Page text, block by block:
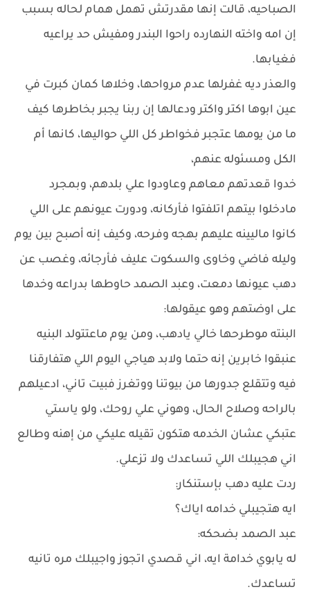
الصباحيه، قالت إنها مقدرتش تهمل همام لحاله بسبب
إن امه واخته النهارده راحوا البندر ومفيش حد يراعيه
فغيابها.
والعذر ديه غفرلها عدم مرواحها، وخلاها كمان كبرت في
عين ابوها اكتر واكتر ودعالها إن ربنا يجبر بخاطرها كيف
ما من يومها عتجبر فخواطر كل اللي حواليها، كانها أم
الكل ومسئوله عنهم،
خدوا قعدتهم معاهم وعاودوا علي بلدهم، وبمجرد
مادخلوا بيتهم اتلفتوا فأركانه، ودورت عيونهم على اللي
كانوا ماليينه عليهم بهجه وفرحه، وكيف إنه أصبح بين يوم
وليله فاضي وخاوى والسكوت عليف فأرجائه، وغصب عن
دهب عيونها دمعت، وعبد الصمد حاوطها بدراعه وخدها
على اوضتهم وهو عيقولها:
البنته موطرحها خالي يادهب، ومن يوم ماعتتولد البنيه
عنبقوا خابرين إنه حتما ولابد هياجي اليوم اللي هتفارقنا
فيه وتتقلع جدورها من بيوتنا ووتغرز فبيت تاني، ادعيلهم
بالراحه وصلاح الحال، وهوني علي روحك، ولو ياستي
عتبكي عشان الخدمه هتكون تقيله عليكي من إهنه وطالع
اني هجيبلك اللي تساعدك ولا تزعلي.
ردت عليه دهب بإستنكار:
ايه هتجيبلي خدامه اياك؟
عبد الصمد بضحكه:
له يابوي خدامة ايه، اني قصدي اتجوز واجيبلك مره تانيه
تساعدك.